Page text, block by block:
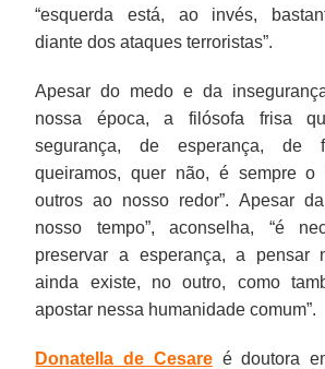
“esquerda está, ao invés,
diante dos ataques terroristas”.
Apesar do medo e da
nossa época, a filósofa frisa
segurança, de esperança, de
queiramos, quer não, é sempre o
outros ao nosso redor”. Apesar
nosso tempo”, aconselha, “é
preservar a esperança, a pensar
ainda existe, no outro, como
apostar nessa humanidade comum”.
Donatella de Cesareé doutora